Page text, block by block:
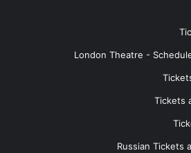
London Theatre -
Tickets
Russian Tickets